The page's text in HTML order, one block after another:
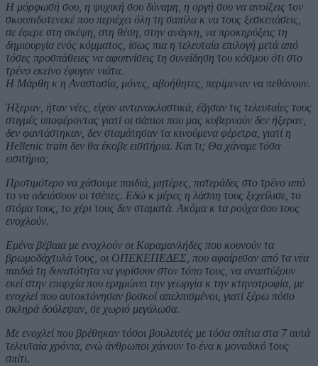
Η μόρφωσή σου, η ψυχική σου δύναμη, η οργή σου να ανοίξεις τον
σκουπιδοτενεκέ που περιέχει όλη τη σαπίλα κ να τους ξεσκεπάσεις,
σε έφερε στη σκέψη, στη θέση, στην ανάγκη, να προκηρύξεις τη
δημιουργία ενός κόμματος, ίσως πια η τελευταία επιλογή μετά από
τόσες προσπάθειες να αφυπνίσεις τη συνείδηση του κόσμου ότι στο
τρένο εκείνο έφυγαν νιάτα.
Η Μάρθη κ η Αναστασία, μόνες, αβοήθητες, περίμεναν να πεθάνουν.
Ήξεραν, ήταν νέες, είχαν αντανακλαστικά, έζησαν τις τελευταίες τους
στιγμές υποφέροντας γιατί οι σάπιοι που μας κυβερνούν δεν ήξεραν,
δεν φαντάστηκαν, δεν σταμάτησαν τα κινούμενα φέρετρα, γιατί η
Hellenic train δεν θα έκοβε εισιτήρια. Και τι; Θα χάναμε τόσα
εισιτήρια;
Προτιμότερο να χάσουμε παιδιά, μητέρες, πατεράδες στο τρένο από
το να αδειάσουν οι τσέπες. Εδώ κ μέρες η λάσπη τους ξεχείλισε, το
στόμα τους, το χέρι τους δεν σταματά. Ακόμα κ τα ρούχα σου τους
ενοχλούν.
Εμένα βέβαια με ενοχλούν οι Καραμανλήδες που κουνούν τα
βρωμοδάχτυλά τους, οι ΟΠΕΚΕΠΕΔΕΣ, που αφαίρεσαν από τα νέα
παιδιά τη δυνατότητα να γυρίσουν στον τόπο τους, να αναπτύξουν
εκεί στην επαρχία που ερημώνει την γεωργία κ την κτηνοτροφία, με
ενοχλεί που αυτοκτόνησαν βοσκοί απελπισμένοι, γιατί ξέρω πόσο
σκληρά δούλεψαν, σε χωριό μεγάλωσα.
Με ενοχλεί που βρέθηκαν τόσοι βουλευτές με τόσα σπίτια στα 7 αυτά
τελευταία χρόνια, ενώ άνθρωποι χάνουν το ένα κ μοναδικό τους
σπίτι.